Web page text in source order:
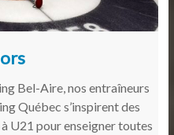
Bel-Aire, nos entraîneurs
Québec s’inspirent des
U21 pour enseigner toutes